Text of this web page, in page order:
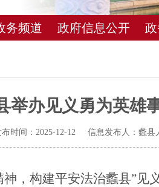
务频道 政府信息公开
举办见义勇为英雄
布时间：2025-12-12 信息发布人：蠡县
，构建平安法治蠡县”